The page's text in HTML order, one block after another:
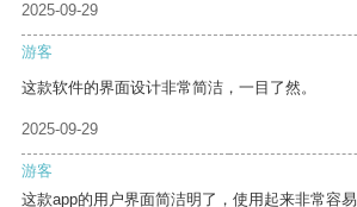
2025-09-29
游客
这款软件的界面设计非常简洁，一目了然。
2025-09-29
游客
这款app的用户界面简洁明了，使用起来非常容